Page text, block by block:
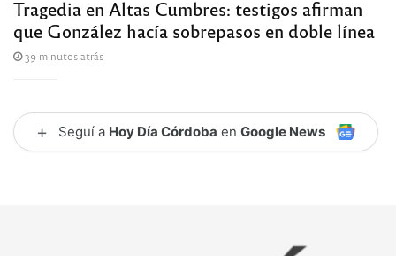
Tragedia en Altas Cumbres: testigos afirman
que González hacía sobrepasos en doble línea
39 minutos atrás
+ Seguí a Hoy Día Córdoba en Google News